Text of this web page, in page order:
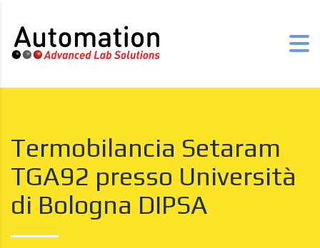
Termobilancia Setaram
TGA92 presso Università
di Bologna DIPSA